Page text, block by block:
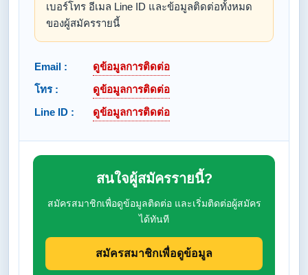
เบอร์โทร อีเมล Line ID และข้อมูลติดต่อทั้งหมด
ของผู้สมัครรายนี้
Email :
ดูข้อมูลการติดต่อ
โทร :
ดูข้อมูลการติดต่อ
Line ID :
ดูข้อมูลการติดต่อ
สนใจผู้สมัครรายนี้?
สมัครสมาชิกเพื่อดูข้อมูลติดต่อ และเริ่มติดต่อผู้สมัคร
ได้ทันที
สมัครสมาชิกเพื่อดูข้อมูล